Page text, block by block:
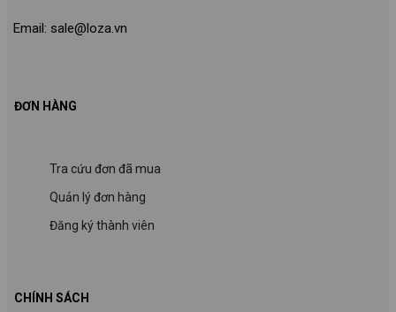
CHÍNH SÁCH
Email: sale@loza.vn
ĐƠN HÀNG
Tra cứu đơn đã mua
Quản lý đơn hàng
Đăng ký thành viên